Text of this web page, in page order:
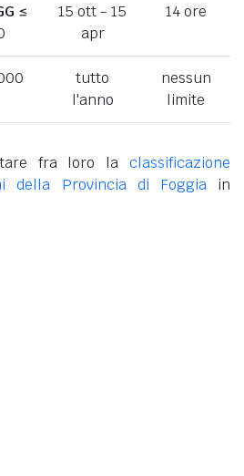
≤
15 ott - 15
apr
14 ore
tutto
l'anno
nessun
limite
fra loro la classificazione
della Provincia di Foggiain